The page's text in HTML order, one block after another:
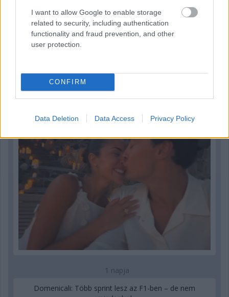
I want to allow Google to enable storage
related to security, including authentication
functionality and fraud prevention, and other
user protection.
CONFIRM
Data Deletion Data Access Privacy Policy
1 napja
Eljegyezte kedvesét George Russell
1 napja
Domenicali: Több sprint lesz az F1-ben – de nem